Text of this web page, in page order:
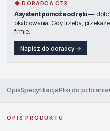
◆ DORADCA CTR
Asystent pomoże od ręki —
okablowania. Gdy trzeba,
firmie.
Napisz do doradcy →
OpisSpecyfikacjaPliki do pobrania
OPIS PRODUKTU